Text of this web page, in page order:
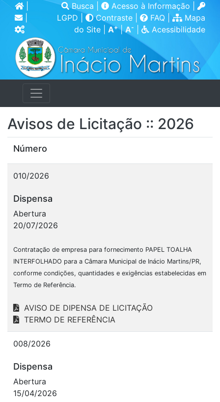
|
Busca Acesso à Informação
LGPD
Contraste FAQ
Mapa
do Site
A+|A- Acessibilidade
Avisos de Licitação :: 2026
Número
010/2026
Dispensa
Abertura
20/07/2026
Contratação de empresa para fornecimento PAPEL TOALHA
INTERFOLHADO para a Câmara Municipal de Inácio Martins/PR,
conforme condições, quantidades e exigências estabelecidas em
Termo de Referência.
AVISO DE DIPENSA DE LICITAÇÃO
TERMO DE REFERÊNCIA
008/2026
Dispensa
Abertura
15/04/2026